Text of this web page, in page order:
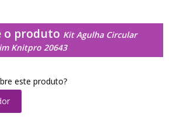
o produto Kit Agulha Circular
Knitpro 20643
este produto?